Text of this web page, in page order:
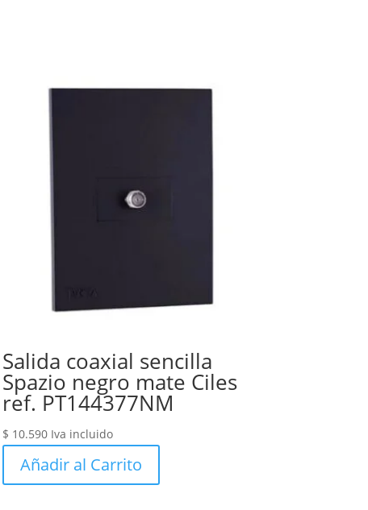
Salida coaxial sencilla
Spazio negro mate Ciles
ref. PT144377NM
$ 10.590 Iva incluido
Añadir al Carrito